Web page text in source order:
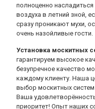
полноценно
воздуха в летний зной,
сразу проникают мухи,
очень назойливые гости.
Установка москитных
гарантируем высокое
безупречное качество
каждому клиенту. Наша
выбор москитных
Ваша
приоритет! Опыт наших